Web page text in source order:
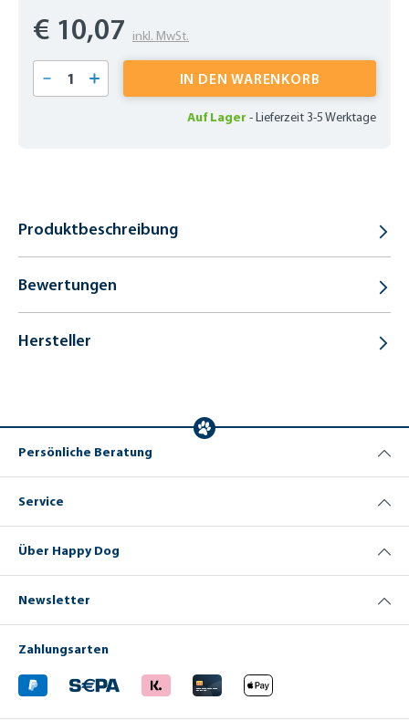
€ 10,07 inkl. MwSt.
Produkt Anzahl: Gib den gewünschten
IN DEN WARENKORB
Auf Lager -Lieferzeit 3-5 Werktage
Produktbeschreibung
Bewertungen
Hersteller
Persönliche Beratung
Service
Über Happy Dog
Newsletter
Zahlungsarten